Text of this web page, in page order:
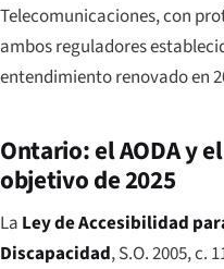
Telecomunicaciones, con
ambos reguladores
entendimiento renovado en
Ontario: el AODA y
objetivo de 2025
La Ley de Accesibilidad
Discapacidad, S.O. 2005, c.